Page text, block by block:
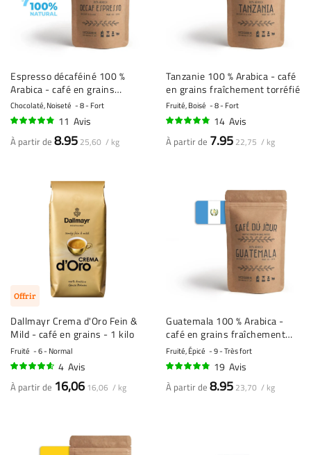
Espresso décaféiné 100 %
Arabica - café en grains
fraîchement torréfié
Chocolaté, Noiseté 8 - Fort
11 Avis
À partir de 8.95 25,60 / kg
Tanzanie 100 % Arabica - café
en grains fraîchement torréfié
Fruité, Boisé 8 - Fort
14 Avis
À partir de 7.95 22,75 / kg
Offrir
Dallmayr Crema d'Oro Fein &
Mild - café en grains - 1 kilo
Fruité 6 - Normal
4 Avis
À partir de 16,06 16,06 / kg
Guatemala 100 % Arabica -
café en grains fraîchement
torréfié
Fruité, Épicé 9 - Très fort
19 Avis
À partir de 8.95 23,70 / kg